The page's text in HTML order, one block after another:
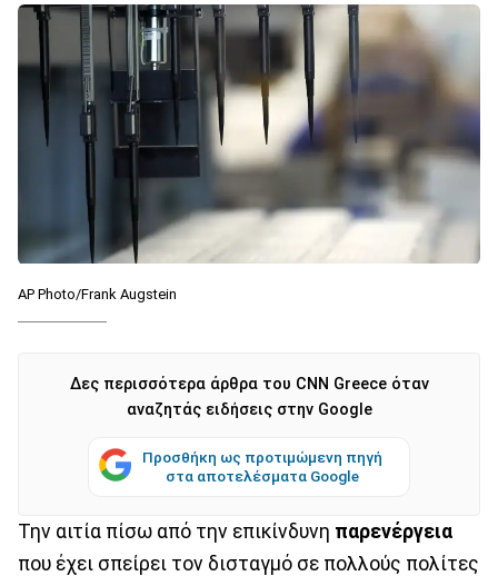
AP Photo/Frank Augstein
Δες περισσότερα άρθρα του CNN Greece όταν
αναζητάς ειδήσεις στην Google
Προσθήκη ως προτιμώμενη πηγή
στα αποτελέσματα Google
Την αιτία πίσω από την επικίνδυνη παρενέργεια
που έχει σπείρει τον δισταγμό σε πολλούς πολίτες